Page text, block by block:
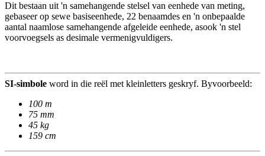
Dit bestaan ​​uit 'n samehangende stelsel van eenhede van meting,
gebaseer op sewe basiseenhede, 22 benaamdes en 'n onbepaalde
aantal naamlose samehangende afgeleide eenhede, asook 'n stel
voorvoegsels as desimale vermenigvuldigers.
SI-simbole word in die reël met kleinletters geskryf. Byvoorbeeld:
100 m
75 mm
45 kg
159 cm